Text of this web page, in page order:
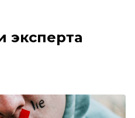
эксперта